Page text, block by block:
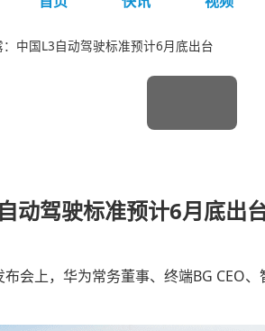
中国L3自动驾驶标准预计6月底出台
动驾驶标准预计6月底出
会上，华为常务董事、终端BG CEO